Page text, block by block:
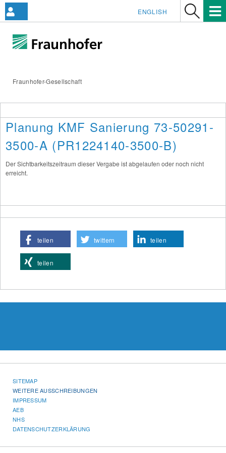
Fraunhofer-Gesellschaft
ENGLISH
Planung KMF Sanierung 73-50291-
3500-A (PR1224140-3500-B)
Der Sichtbarkeitszeitraum dieser Vergabe ist abgelaufen oder noch nicht
erreicht.
teilen twittern teilen
teilen
SITEMAP
WEITERE AUSSCHREIBUNGEN
IMPRESSUM
AEB
NHS
DATENSCHUTZERKLÄRUNG